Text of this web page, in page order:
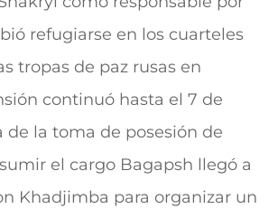
refugiarse en los cuarteles
tropas de paz rusas en
continuó hasta el 7 de
de la toma de posesión de
el cargo Bagapsh llegó a
Khadjimba para organizar un